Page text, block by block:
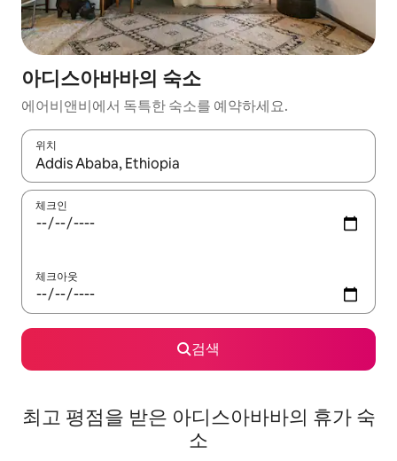
아디스아바바의 숙소
에어비앤비에서 독특한 숙소를 예약하세요.
위치
결과가 나오면 위·아래 화살표 키를 사용하거나 터치 또는 스와이
체크인
체크아웃
검색
최고 평점을 받은 아디스아바바의 휴가 숙
소